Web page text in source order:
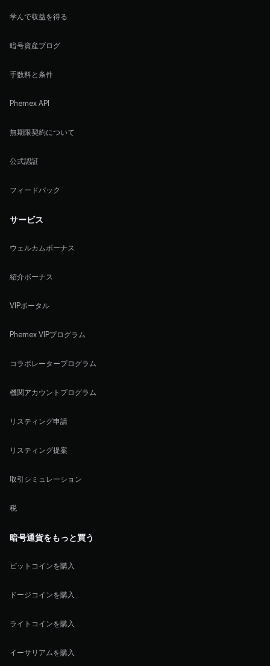
学んで収益を得る
暗号資産ブログ
手数料と条件
Phemex API
無期限契約について
公式認証
フィードバック
サービス
ウェルカムボーナス
紹介ボーナス
VIPポータル
Phemex VIPプログラム
コラボレータープログラム
機関アカウントプログラム
リスティング申請
リスティング提案
取引シミュレーション
税
暗号通貨をもっと買う
ビットコインを購入
ドージコインを購入
ライトコインを購入
イーサリアムを購入